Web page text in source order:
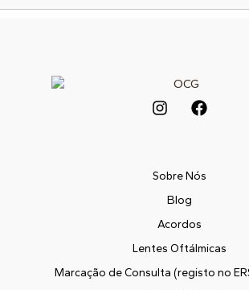
Sobre Nós
Blog
Acordos
Lentes Oftálmicas
Marcação de Consulta (registo no